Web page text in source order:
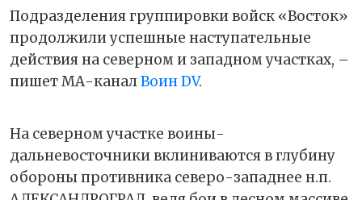
Подразделения группировки войск «Восток»
продолжили успешные наступательные
действия на северном и западном участках, –
пишет МА-каналВоин DV.
На северном участке воины-
дальневосточники вклиниваются в глубину
обороны противника северо-западнее н.п.